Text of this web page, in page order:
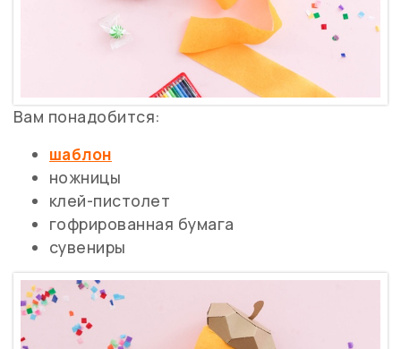
Вам понадобится:
шаблон
ножницы
клей-пистолет
гофрированная бумага
сувениры